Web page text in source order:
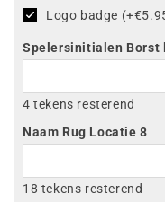
Logo badge
Spelersinitialen Borst
4 tekens resterend
Naam Rug Locatie 8
18 tekens resterend